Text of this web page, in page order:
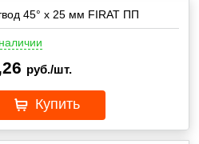
45° х 25 мм FIRAT ПП
руб./шт.
Купить